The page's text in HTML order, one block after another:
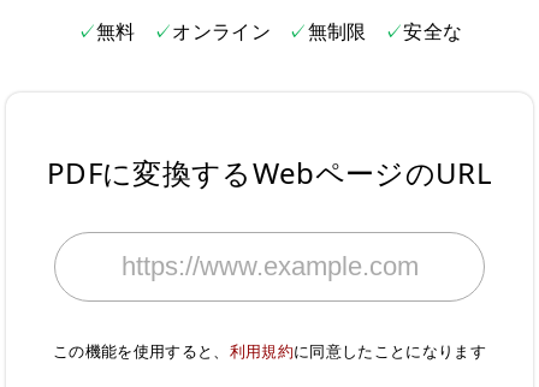
無料 オンライン 無制限 安全な
PDFに変換するWebページのURL
この機能を使用すると、 利用規約に同意したことになります